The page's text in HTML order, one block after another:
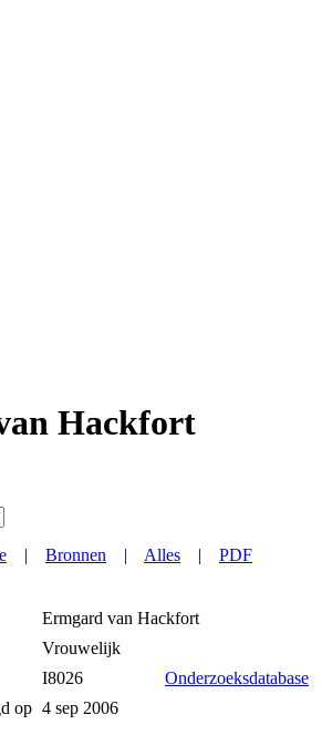
Hackfort
| Bronnen | Alles | PDF
Ermgard van Hackfort
Vrouwelijk
I8026
Onderzoeksdatabase
op 4 sep 2006